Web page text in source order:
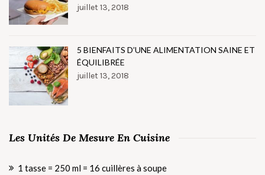
juillet 13, 2018
5 BIENFAITS D’UNE ALIMENTATION SAINE ET
ÉQUILIBRÉE
juillet 13, 2018
Les Unités De Mesure En Cuisine
1 tasse = 250 ml = 16 cuillères à soupe